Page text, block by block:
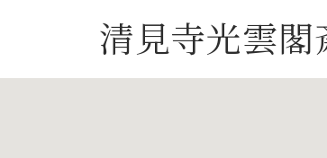
清見寺光雲閣